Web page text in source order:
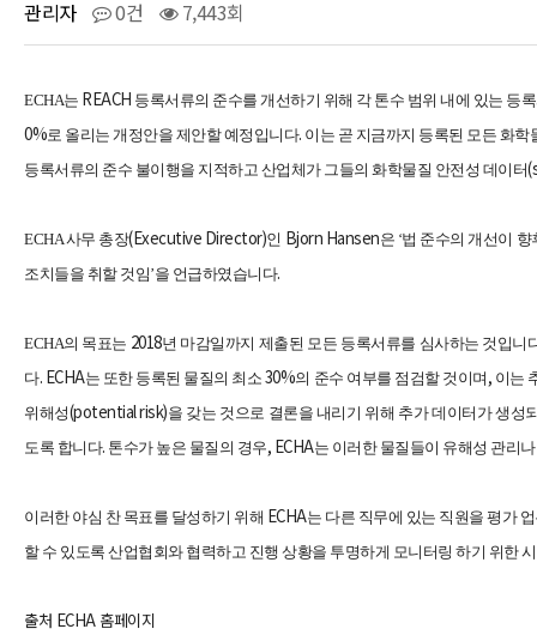
관리자 0건 7,443회
ECHA는 REACH 등록서류의 준수를 개선하기 위해 각 톤수 범위 내에 있는 등
0%로 올리는 개정안을 제안할 예정입니다. 이는 곧 지금까지 등록된 모든 화학
등록서류의 준수 불이행을 지적하고 산업체가 그들의 화학물질 안전성 데이터
ECHA사무 총장(Executive Director)인 Bjorn Hansen은 ‘법 준수의 개선이
조치들을 취할 것임’을 언급하였습니다.
ECHA의 목표는 2018년 마감일까지 제출된 모든 등록서류를 심사하는 것입니
다. ECHA는 또한 등록된 물질의 최소 30%의 준수 여부를 점검할 것이며 , 이는
위해성(potential risk)을 갖는 것으로 결론을 내리기 위해 추가 데이터가 생성
도록 합니다. 톤수가 높은 물질의 경우, ECHA는 이러한 물질들이 유해성 관리
이러한 야심 찬 목표를 달성하기 위해 ECHA는 다른 직무에 있는 직원을 평가
할 수 있도록 산업협회와 협력하고 진행 상황을 투명하게 모니터링 하기 위한
출처 ECHA 홈페이지